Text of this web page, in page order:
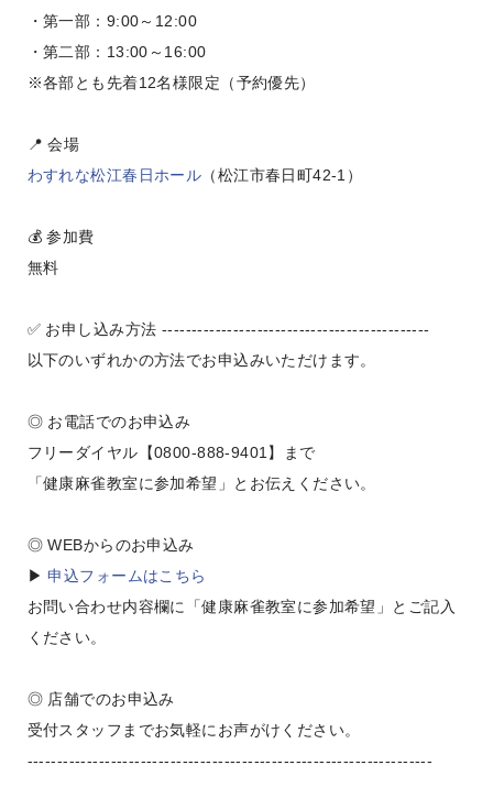
・第一部：9:00～12:00
・第二部：13:00～16:00
※各部とも先着12名様限定（予約優先）
📍 会場
わすれな松江春日ホール （松江市春日町42-1）
💰 参加費
無料
✅ お申し込み方法 ---------------------------------------------
以下のいずれかの方法でお申込みいただけます。
◎ お電話でのお申込み
フリーダイヤル【0800-888-9401】まで
「健康麻雀教室に参加希望」とお伝えください。
◎ WEBからのお申込み
▶申込フォームはこちら
お問い合わせ内容欄に「健康麻雀教室に参加希望」とご記入
ください。
◎ 店舗でのお申込み
受付スタッフまでお気軽にお声がけください。
--------------------------------------------------------------------